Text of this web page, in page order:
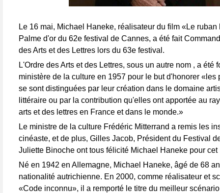
Le 16 mai, Michael Haneke, réalisateur du film «Le ruban
Palme d'or du 62e festival de Cannes, a été fait
des Arts et des Lettres lors du 63e festival.
L'Ordre des Arts et des Lettres, sous un autre nom , a été
ministère de la culture en 1957 pour le but d'honorer «les
se sont distinguées par leur création dans le domaine
littéraire ou par la contribution qu'elles ont apportée au
arts et des lettres en France et dans le monde.»
Le ministre de la culture Frédéric Mitterrand a remis les
cinéaste, et de plus, Gilles Jacob, Président du Festival
Juliette Binoche ont tous félicité Michael Haneke pour cet
Né en 1942 en Allemagne, Michael Haneke, âgé de 68
nationalité autrichienne. En 2000, comme réalisateur et
«Code inconnu», il a remporté le titre du meilleur